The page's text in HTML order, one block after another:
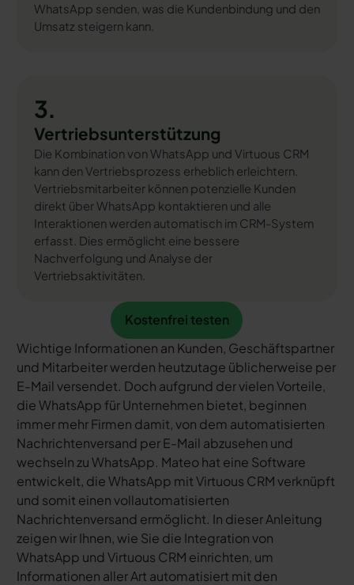
WhatsApp senden, was die Kundenbindung und den
Umsatz steigern kann.
3.
Vertriebsunterstützung
Die Kombination von WhatsApp und Virtuous CRM
kann den Vertriebsprozess erheblich erleichtern.
Vertriebsmitarbeiter können potenzielle Kunden
direkt über WhatsApp kontaktieren und alle
Interaktionen werden automatisch im CRM-System
erfasst. Dies ermöglicht eine bessere
Nachverfolgung und Analyse der
Vertriebsaktivitäten.
Kostenfrei testen
Kostenfrei testen
Wichtige Informationen an Kunden, Geschäftspartner
und Mitarbeiter werden heutzutage üblicherweise per
E-Mail versendet. Doch aufgrund der vielen Vorteile,
die WhatsApp für Unternehmen bietet, beginnen
immer mehr Firmen damit, von dem automatisierten
Nachrichtenversand per E-Mail abzusehen und
wechseln zu WhatsApp. Mateo hat eine Software
entwickelt, die WhatsApp mit Virtuous CRM verknüpft
und somit einen vollautomatisierten
Nachrichtenversand ermöglicht. In dieser Anleitung
zeigen wir Ihnen, wie Sie die Integration von
WhatsApp und Virtuous CRM einrichten, um
Informationen aller Art automatisiert mit den